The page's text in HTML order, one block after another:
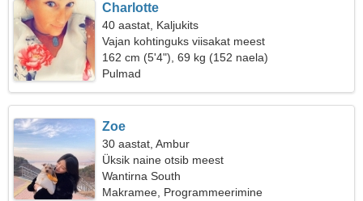
Charlotte
40 aastat, Kaljukits
Vajan kohtinguks viisakat meest
162 cm (5'4"), 69 kg (152 naela)
Pulmad
Zoe
30 aastat, Ambur
Üksik naine otsib meest
Wantirna South
Makramee, Programmeerimine